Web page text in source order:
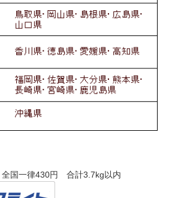
国一律430円 合計3.7kg以内